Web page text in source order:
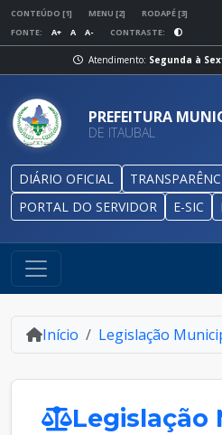
CONTEÚDO [1] MENU [2]
RODAPÉ [3]
FONTE:
A+ A A- CONTRASTE:
Atendimento: Segunda à
PREFEITURA
DE ITAUBAL
DIÁRIO OFICIAL
PORTAL DO SERVIDOR
E-SIC
Início Legislação
Legislação